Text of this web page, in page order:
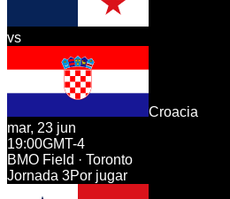
vs
Croacia
mar, 23 jun
19:00GMT-4
BMO Field · Toronto
Jornada 3Por jugar